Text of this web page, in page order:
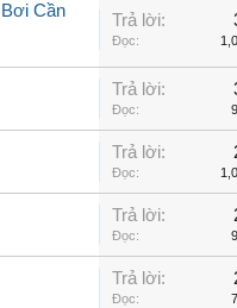
Cần
Trả lời:
Đọc:
Trả lời:
Đọc:
Trả lời:
Đọc:
Trả lời:
Đọc:
Trả lời:
Đọc: